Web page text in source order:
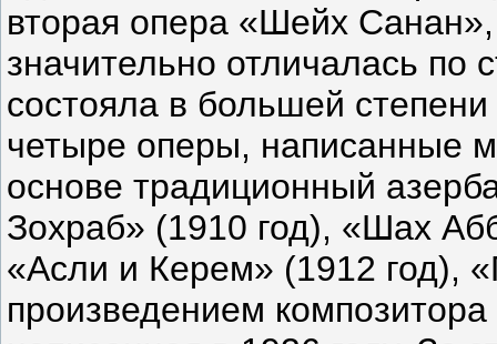
вторая опера «Шейх Санан»,
значительно отличалась
состояла в большей
четыре оперы, написанные
основе традиционный
Зохраб» (1910 год), «Шах
«Асли и Керем» (1912 год),
произведением